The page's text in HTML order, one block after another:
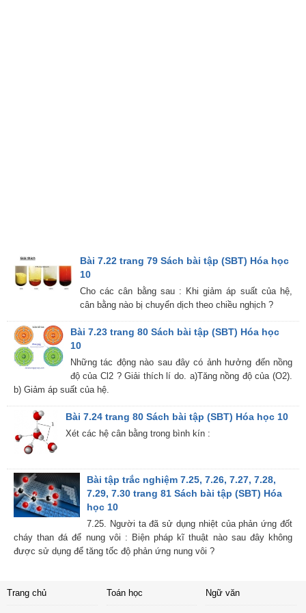
Bài 7.22 trang 79 Sách bài tập (SBT) Hóa học
10
Cho các cân bằng sau : Khi giảm áp suất của hệ,
cân bằng nào bị chuyển dịch theo chiều nghịch ?
Bài 7.23 trang 80 Sách bài tập (SBT) Hóa học
10
Những tác động nào sau đây có ảnh hưởng đến nồng
độ của Cl2 ? Giải thích lí do. a)Tăng nồng độ của (O2).
b) Giảm áp suất của hệ.
Bài 7.24 trang 80 Sách bài tập (SBT) Hóa học 10
Xét các hệ cân bằng trong bình kín :
Bài tập trắc nghiệm 7.25, 7.26, 7.27, 7.28,
7.29, 7.30 trang 81 Sách bài tập (SBT) Hóa
học 10
7.25. Người ta đã sử dụng nhiệt của phản ứng đốt
cháy than đá để nung vôi : Biện pháp kĩ thuật nào sau đây không
được sử dụng để tăng tốc độ phản ứng nung vôi ?
Trang chủ Toán học Ngữ văn